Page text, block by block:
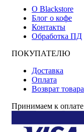
О Blackstore
Блог о кофе
Контакты
Обработка ПД
ПОКУПАТЕЛЮ
Доставка
Оплата
Возврат товара
Принимаем к оплате